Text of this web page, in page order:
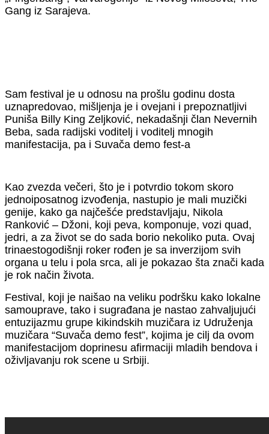
Gang iz Sarajeva.
Sam festival je u odnosu na prošlu godinu dosta
uznapredovao, mišljenja je i ovejani i prepoznatljivi
Puniša Billy King Zeljković, nekadašnji član Nevernih
Beba, sada radijski voditelj i voditelj mnogih
manifestacija, pa i Suvača demo fest-a
Kao zvezda večeri, što je i potvrdio tokom skoro
jednoiposatnog izvođenja, nastupio je mali muzički
genije, kako ga najčešće predstavljaju, Nikola
Ranković – Džoni, koji peva, komponuje, vozi quad,
jedri, a za život se do sada borio nekoliko puta. Ovaj
trinaestogodišnji roker rođen je sa inverzijom svih
organa u telu i pola srca, ali je pokazao šta znači kada
je rok način života.
Festival, koji je naišao na veliku podršku kako lokalne
samouprave, tako i sugrađana je nastao zahvaljujući
entuzijazmu grupe kikindskih muzičara iz Udruženja
muzičara “Suvača demo fest”, kojima je cilj da ovom
manifestacijom doprinesu afirmaciji mladih bendova i
oživljavanju rok scene u Srbiji.